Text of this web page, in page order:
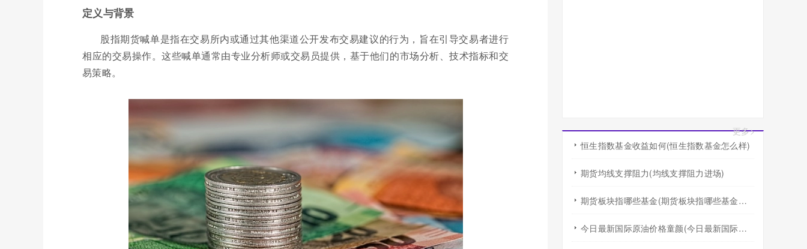
定义与背景
股指期货喊单是指在交易所内或通过其他渠道公开发布交易建议的行为，旨在引导交易者进行
相应的交易操作。这些喊单通常由专业分析师或交易员提供，基于他们的市场分析、技术指标和交
易策略。
更多>
恒生指数基金收益如何(恒生指数基金怎么样)
期货均线支撑阻力(均线支撑阻力进场)
期货板块指哪些基金(期货板块指哪些基金行业)
今日最新国际原油价格童颜(今日最新国际原油价格查询)